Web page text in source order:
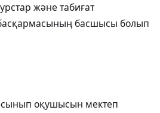
және табиғат
басшысы болып
оқушысын мектеп